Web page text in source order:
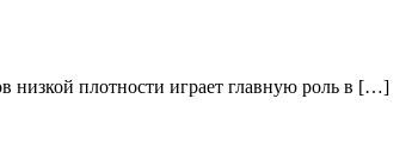
низкой плотности играет главную роль в […]